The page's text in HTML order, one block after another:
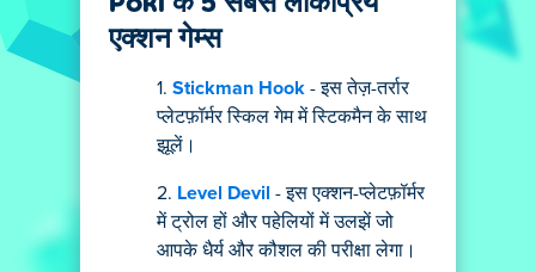
एक्शन गेम्स
Stickman Hook - इस तेज़-तर्रार
प्लेटफ़ॉर्मर स्किल गेम में स्टिकमैन के साथ
झूलें।
Level Devil - इस एक्शन-प्लेटफ़ॉर्मर
में ट्रोल हों और पहेलियों में उलझें जो
आपके धैर्य और कौशल की परीक्षा लेगा।